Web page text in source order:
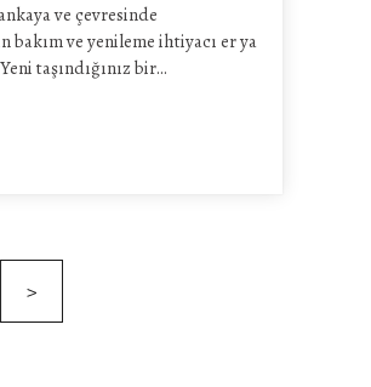
ve çevresinde
bakım ve yenileme ihtiyacı er ya
taşındığınız bir…
>